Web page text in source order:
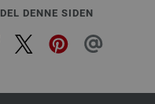
DEL DENNE SIDEN